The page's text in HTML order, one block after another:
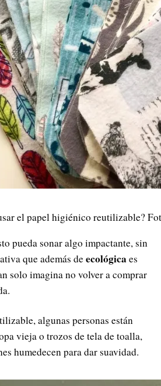
el papel higiénico reutilizable?
pueda sonar algo impactante, sin
que además deecológica es
solo imagina no volver a comprar
algunas personas están
vieja o trozos de tela de toalla,
humedecen para dar suavidad.